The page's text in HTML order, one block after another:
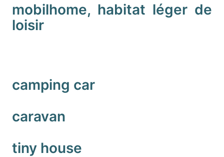
mobilhome, habitat léger de
loisir
camping car
caravan
tiny house